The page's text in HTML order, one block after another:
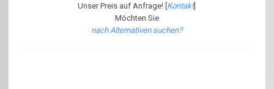
Unser Preis auf Anfrage! [ Kontakt]
Möchten Sie
nach Alternativen suchen?